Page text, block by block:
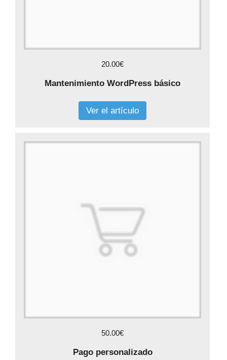
20.00€
Mantenimiento WordPress básico
Ver el artículo
50.00€
Pago personalizado